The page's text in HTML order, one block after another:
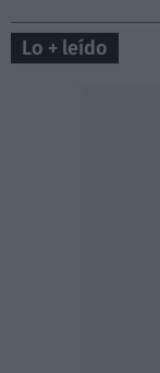
Lo + leído